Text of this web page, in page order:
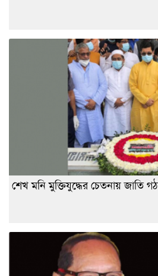
শেখ মনি মুক্তিযুদ্ধের চেতনায় জাতি